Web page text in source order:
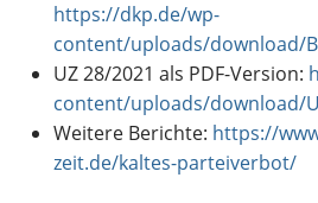
https://dkp.de/wp-
content/uploads/download/
UZ 28/2021 als PDF-Version:
content/uploads/download/
Weitere Berichte: https://
zeit.de/kaltes-parteiverbot/